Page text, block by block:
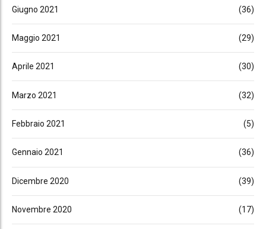
Giugno 2021 (36)
Maggio 2021 (29)
Aprile 2021 (30)
Marzo 2021 (32)
Febbraio 2021 (5)
Gennaio 2021 (36)
Dicembre 2020 (39)
Novembre 2020 (17)